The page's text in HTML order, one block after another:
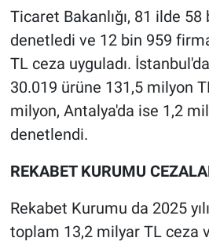
Ticaret Bakanlığı, 81 ilde 58
denetledi ve 12 bin 959
TL ceza uyguladı.
30.019 ürüne 131,5 milyon
milyon, Antalya'da ise 1,2
denetlendi.
REKABET KURUMU
Rekabet Kurumu da 2025
toplam 13,2 milyar TL ceza